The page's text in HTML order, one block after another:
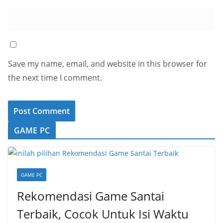
Save my name, email, and website in this browser for
the next time I comment.
GAME PC
GAME PC
Rekomendasi Game Santai
Terbaik, Cocok Untuk Isi Waktu